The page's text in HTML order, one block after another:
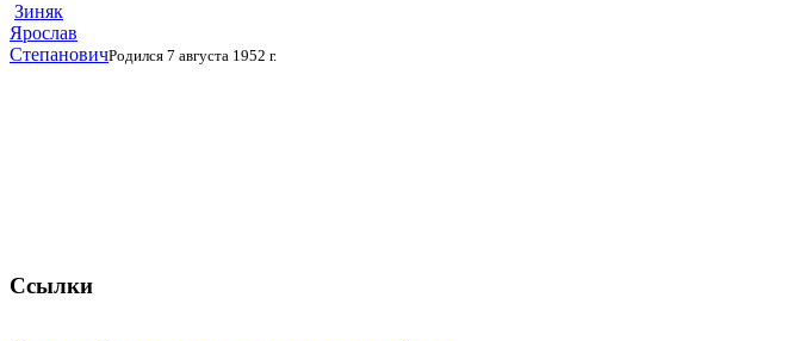
Зиняк
Ярослав
СтепановичРодился 7 августа 1952 г.
Ссылки